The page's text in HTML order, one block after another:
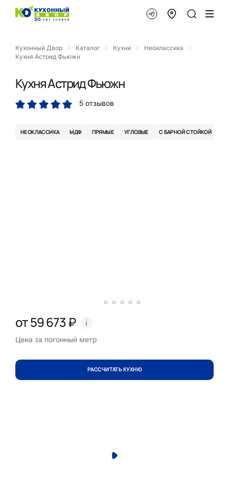
Кухонный Двор Каталог Кухни
Неоклассика
Кухня Астрид Фьюжн
Кухня Астрид Фьюжн
5 отзывов
НЕОКЛАССИКА МДФ ПРЯМЫЕ УГЛОВЫЕ С БАРНОЙ СТОЙКОЙ
от 59 673 ₽
Цена за погонный метр
РАССЧИТАТЬ КУХНЮ